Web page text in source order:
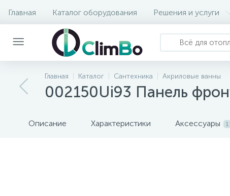
Главная Каталог оборудования Решения и услуги
Главная Каталог Сантехника Акриловые ванны
002150Ui93 Панель
Описание Характеристики Аксессуары 1